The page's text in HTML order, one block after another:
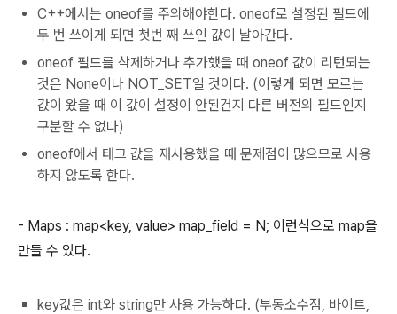
C++에서는 oneof를 주의해야한다. oneof로 설정된 필드에
두 번 쓰이게 되면 첫번 째 쓰인 값이 날아간다.
oneof 필드를 삭제하거나 추가했을 때 oneof 값이 리턴되는
것은 None이나 NOT_SET일 것이다. (이렇게 되면 모르는
값이 왔을 때 이 값이 설정이 안된건지 다른 버전의 필드인지
구분할 수 없다)
oneof에서 태그 값을 재사용했을 때 문제점이 많으므로 사용
하지 않도록 한다.
- Maps : map<key, value> map_field = N; 이런식으로 map을
만들 수 있다.
key값은 int와 string만 사용 가능하다. (부동소수점, 바이트,